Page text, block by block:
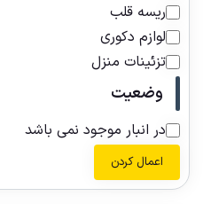
ریسه قلب
لوازم دکوری
تزئینات منزل
وضعیت
در انبار موجود نمی باشد
اعمال کردن